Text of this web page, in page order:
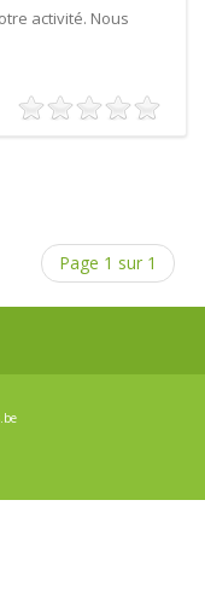
activité. Nous
Page 1 sur 1